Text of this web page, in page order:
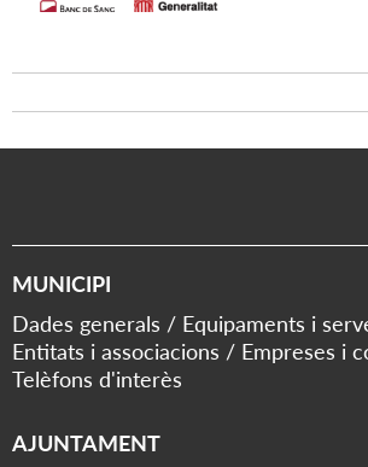
MUNICIPI
Dades generals
Equipaments i
Entitats i associacions
Empreses i
Telèfons d'interès
AJUNTAMENT